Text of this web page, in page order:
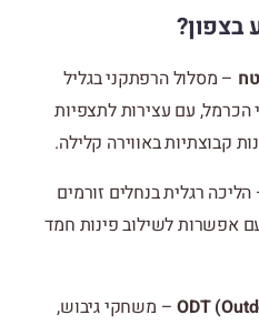
בצפון?
– מסלול הרפתקני בגליל
הכרמל, עם עצירות לתצפיות
קבוצתיות באווירה קלילה.
הליכה רגלית בנחלים זורמים
עם אפשרות לשילוב פינות חמד
– משחקי גיבוש,